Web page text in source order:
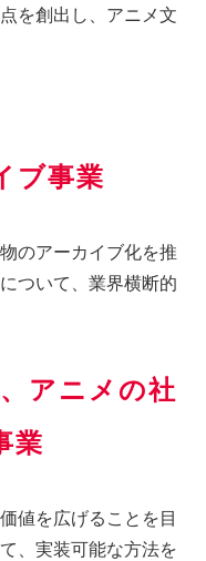
を創出し、アニメ文
ブ事業
のアーカイブ化を推
ついて、業界横断的
アニメの社
業
値を広げることを目
、実装可能な方法を